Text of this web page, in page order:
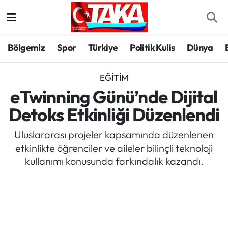
Bölgemiz Spor Türkiye Politik Kulis Dünya
EĞITIM
eTwinning Günü’nde Dijital
Detoks Etkinliği Düzenlendi
Uluslararası projeler kapsamında düzenlenen
etkinlikte öğrenciler ve aileler bilinçli teknoloji
kullanımı konusunda farkındalık kazandı.
Spor
Türkiye
Kültür/Sanat
Politika
Politik Kulis
Trabzon Hava Durumu
Trabzon Trafik Yoğunluk Haritası
Süper Lig Puan Durumu ve Fikstür
Tüm Manşetler
Son Dakika Haberleri